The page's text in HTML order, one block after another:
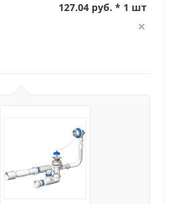
127.04 руб. * 1 шт